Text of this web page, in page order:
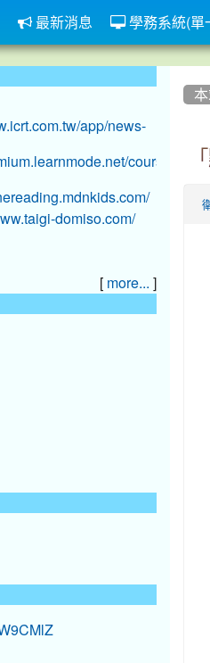
[ more... ]
最新消息 學務系統(單